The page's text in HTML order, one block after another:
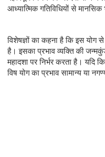
आध्यात्मिक गतिविधियों से
विशेषज्ञों का कहना है कि इस योग
है। इसका प्रभाव व्यक्ति की
महादशा पर निर्भर करता है। यदि
विष योग का प्रभाव सामान्य या